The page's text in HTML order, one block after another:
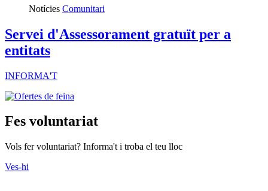
Notícies Comunitari
Servei d'Assessorament gratuït per a
entitats
INFORMA'T
Fes voluntariat
Vols fer voluntariat? Informa't i troba el teu lloc
Ves-hi